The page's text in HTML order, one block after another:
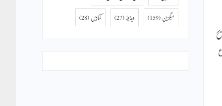
میگزین (159) ویڈیوز (27) کتابیں (28)